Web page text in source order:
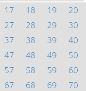
17 18 19
20
27 28 29
30
37 38 39
40
47 48 49
50
57 58 59
60
67 68 69
70